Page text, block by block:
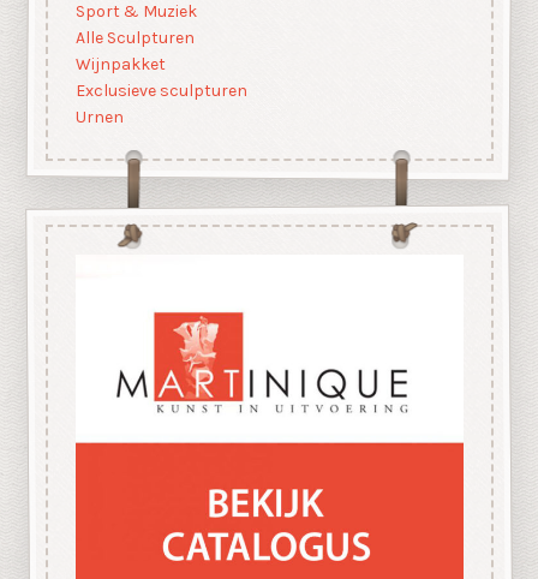
Sport & Muziek
Alle Sculpturen
Wijnpakket
Exclusieve sculpturen
Urnen